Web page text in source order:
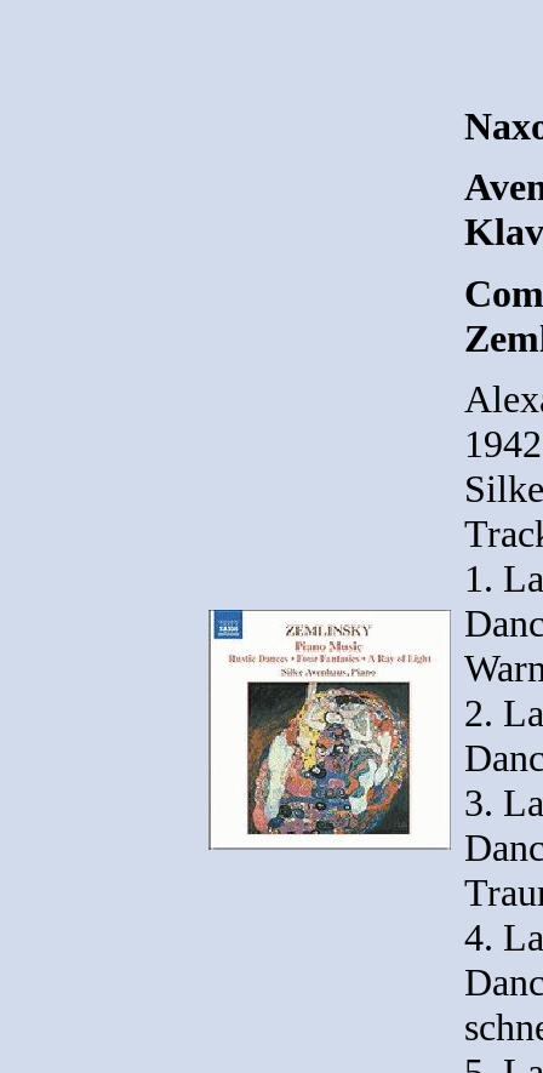
1.
2.
3.
4.